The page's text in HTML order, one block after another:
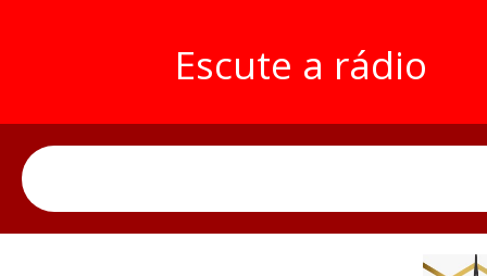
Escute a rádio